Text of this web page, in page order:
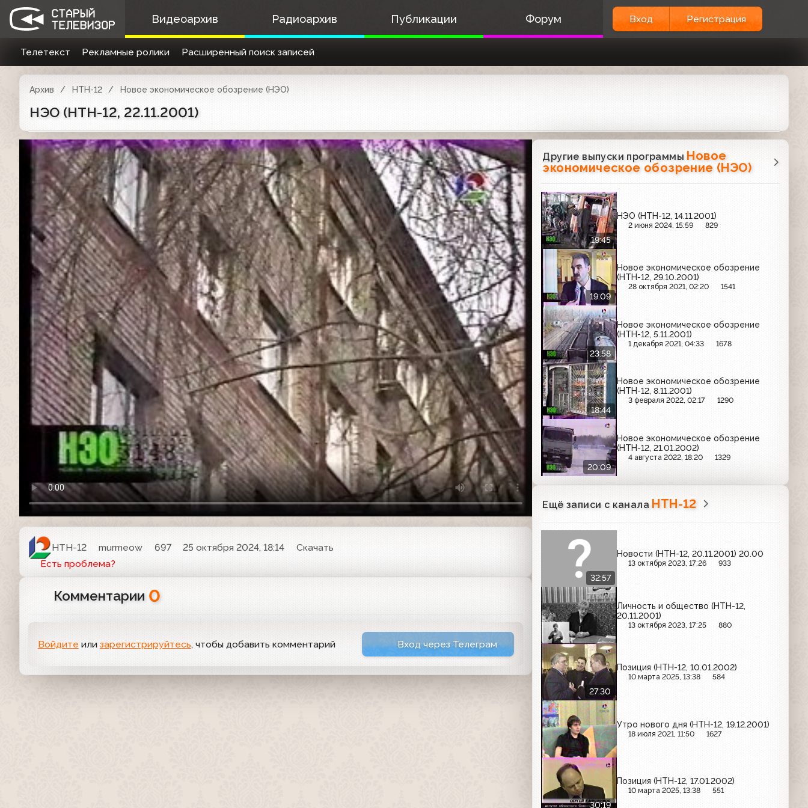
Видеоархив Радиоархив Публикации Форум Вход Регистрация
Телетекст Рекламные ролики Расширенный поиск записей
Архив НТН-12 Новое экономическое обозрение (НЭО)
НЭО (НТН-12, 22.11.2001)
НТН-12 murmeow 697 25 октября 2024, 18:14
Скачать
Есть проблема?
Комментарии 0
Войдите или зарегистрируйтесь, чтобы добавить комментарий Вход через Телеграм
Другие выпуски программы Новое
экономическое обозрение (НЭО)
19:45
НЭО (НТН-12, 14.11.2001)
2 июня 2024, 15:59 829
19:09
Новое экономическое обозрение
(НТН-12, 29.10.2001)
28 октября 2021, 02:20 1541
23:58
Новое экономическое обозрение
(НТН-12, 5.11.2001)
1 декабря 2021, 04:33 1678
18:44
Новое экономическое обозрение
(НТН-12, 8.11.2001)
3 февраля 2022, 02:17 1290
20:09
Новое экономическое обозрение
(НТН-12, 21.01.2002)
4 августа 2022, 18:20 1329
Ещё записи с канала НТН-12
32:57
Новости (НТН-12, 20.11.2001) 20.00
13 октября 2023, 17:26 933
Личность и общество (НТН-12,
20.11.2001)
13 октября 2023, 17:25 880
27:30
Позиция (НТН-12, 10.01.2002)
10 марта 2025, 13:38 584
Утро нового дня (НТН-12, 19.12.2001)
18 июля 2021, 11:50 1627
30:19
Позиция (НТН-12, 17.01.2002)
10 марта 2025, 13:38 551